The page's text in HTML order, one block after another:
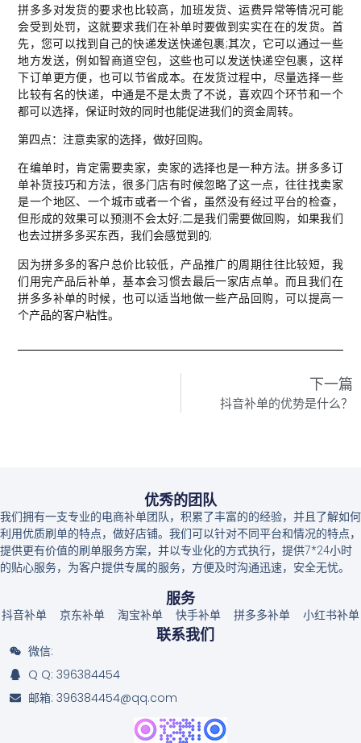
拼多多对发货的要求也比较高，加班发货、运费异常等情况可能
会受到处罚，这就要求我们在补单时要做到实实在在的发货。首
先，您可以找到自己的快递发送快递包裹;其次，它可以通过一些
地方发送，例如智商道空包，这些也可以发送快递空包裹，这样
下订单更方便，也可以节省成本。在发货过程中，尽量选择一些
比较有名的快递，中通是不是太贵了不说，喜欢四个环节和一个
都可以选择，保证时效的同时也能促进我们的资金周转。
第四点：注意卖家的选择，做好回购。
在编单时，肯定需要卖家，卖家的选择也是一种方法。拼多多订
单补货技巧和方法，很多门店有时候忽略了这一点，往往找卖家
是一个地区、一个城市或者一个省，虽然没有经过平台的检查，
但形成的效果可以预测不会太好;二是我们需要做回购，如果我们
也去过拼多多买东西，我们会感觉到的;
因为拼多多的客户总价比较低，产品推广的周期往往比较短，我
们用完产品后补单，基本会习惯去最后一家店点单。而且我们在
拼多多补单的时候，也可以适当地做一些产品回购，可以提高一
个产品的客户粘性。
下一篇
抖音补单的优势是什么？
优秀的团队
我们拥有一支专业的电商补单团队，积累了丰富的的经验，并且了解如何
利用优质刷单的特点，做好店铺。我们可以针对不同平台和情况的特点，
提供更有价值的刷单服务方案，并以专业化的方式执行，提供7*24小时
的贴心服务，为客户提供专属的服务，方便及时沟通迅速，安全无忧。
服务
抖音补单 京东补单 淘宝补单 快手补单 拼多多补单 小红书补单
联系我们
微信:
Q Q: 396384454
邮箱: 396384454@qq.com